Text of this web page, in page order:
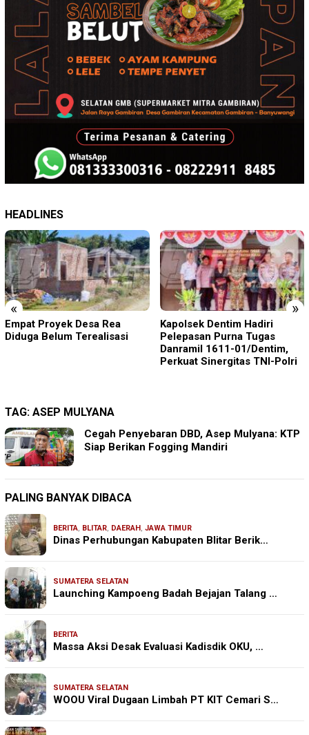
HEADLINES
« »
Kapolsek Dentim Hadiri
Pelepasan Purna Tugas
Polres Jember Masifkan
Edukasi Berkendara Aman di
Titik Rawan Kecelakaan
TAG: ASEP MULYANA
Cegah Penyebaran DBD, Asep Mulyana: KTP
Siap Berikan Fogging Mandiri
PALING BANYAK DIBACA
BERITA, BLITAR, DAERAH , JAWA TIMUR
Dinas Perhubungan Kabupaten Blitar Berik…
SUMATERA SELATAN
Launching Kampoeng Badah Bejajan Talang …
BERITA
Massa Aksi Desak Evaluasi Kadisdik OKU, …
SUMATERA SELATAN
WOOU Viral Dugaan Limbah PT KIT Cemari S…